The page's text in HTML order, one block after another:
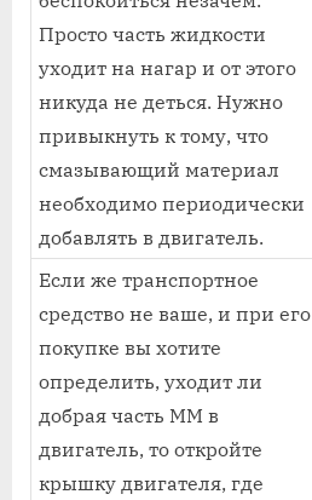
Просто часть жидкости
уходит на нагар и от этого
никуда не деться. Нужно
привыкнуть к тому, что
смазывающий материал
необходимо периодически
добавлять в двигатель.
Если же транспортное
средство не ваше, и при его
покупке вы хотите
определить, уходит ли
добрая часть ММ в
двигатель, то откройте
крышку двигателя, где